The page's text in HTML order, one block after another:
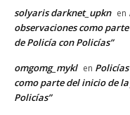
solyaris darknet_upkn en
observaciones como
de Policía con Policías”
omgomg_mykl en
como parte del inicio de
Policías”